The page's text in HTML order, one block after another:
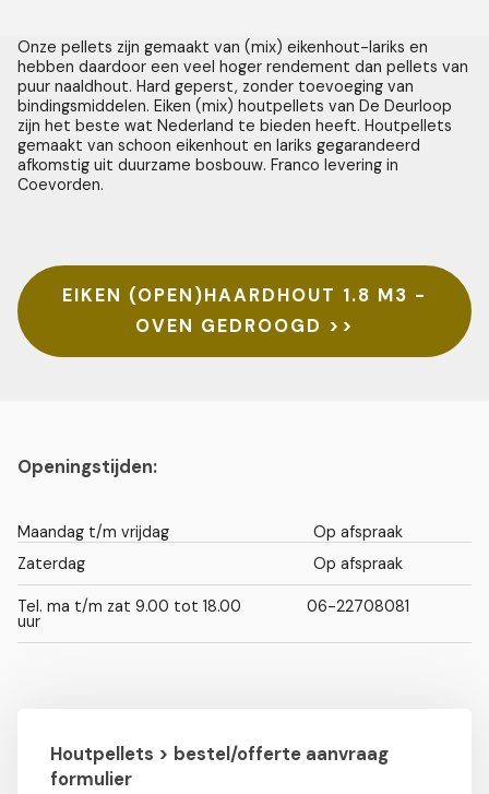
Onze pellets zijn gemaakt van (mix) eikenhout-lariks en
hebben daardoor een veel hoger rendement dan pellets van
puur naaldhout. Hard geperst, zonder toevoeging van
bindingsmiddelen. Eiken (mix) houtpellets van De Deurloop
zijn het beste wat Nederland te bieden heeft. Houtpellets
gemaakt van schoon eikenhout en lariks gegarandeerd
afkomstig uit duurzame bosbouw. Franco levering in
Coevorden.
EIKEN (OPEN)HAARDHOUT 1.8 M3 -
OVEN GEDROOGD >>
Openingstijden:
Maandag t/m vrijdag
Op afspraak
Zaterdag
Op afspraak
Tel. ma t/m zat 9.00 tot 18.00
uur
06-22708081
Houtpellets > bestel/offerte aanvraag
formulier